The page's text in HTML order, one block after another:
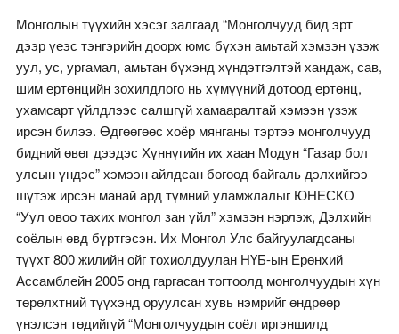
Монголын түүхийн хэсэг залгаад “Монголчууд бид эрт
дээр үеэс тэнгэрийн доорх юмс бүхэн амьтай хэмээн үзэж
уул, ус, ургамал, амьтан бүхэнд хүндэтгэлтэй хандаж, сав,
шим ертөнцийн зохилдлого нь хүмүүний дотоод ертөнц,
ухамсарт үйлдлээс салшгүй хамааралтай хэмээн үзэж
ирсэн билээ. Өдгөөгөөс хоёр мянганы тэртээ монголчууд
бидний өвөг дээдэс Хүннүгийн их хаан Модун “Газар бол
улсын үндэс” хэмээн айлдсан бөгөөд байгаль дэлхийгээ
шүтэж ирсэн манай ард түмний уламжлалыг ЮНЕСКО
“Уул овоо тахих монгол зан үйл” хэмээн нэрлэж, Дэлхийн
соёлын өвд бүртгэсэн. Их Монгол Улс байгуулагдсаны
түүхт 800 жилийн ойг тохиолдуулан НҮБ-ын Ерөнхий
Ассамблейн 2005 онд гаргасан тогтоолд монголчуудын хүн
төрөлхтний түүхэнд оруулсан хувь нэмрийг өндрөөр
үнэлсэн төдийгүй “Монголчуудын соёл иргэншилд